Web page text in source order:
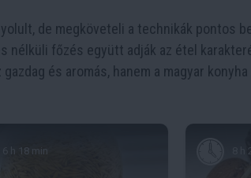
de megköveteli a technikák pontos
nélküli főzés együtt adják az étel
és aromás, hanem a magyar
6 h 18 min 8